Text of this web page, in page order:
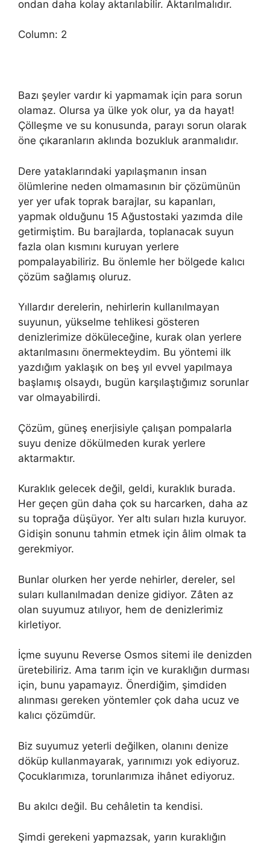
ondan daha kolay aktarılabilir. Aktarılmalıdır.
Column: 2
Bazı şeyler vardır ki yapmamak için para sorun
olamaz. Olursa ya ülke yok olur, ya da hayat!
Çölleşme ve su konusunda, parayı sorun olarak
öne çıkaranların aklında bozukluk aranmalıdır.
Dere yataklarındaki yapılaşmanın insan
ölümlerine neden olmamasının bir çözümünün
yer yer ufak toprak barajlar, su kapanları,
yapmak olduğunu 15 Ağustostaki yazımda dile
getirmiştim. Bu barajlarda, toplanacak suyun
fazla olan kısmını kuruyan yerlere
pompalayabiliriz. Bu önlemle her bölgede kalıcı
çözüm sağlamış oluruz.
Yıllardır derelerin, nehirlerin kullanılmayan
suyunun, yükselme tehlikesi gösteren
denizlerimize döküleceğine, kurak olan yerlere
aktarılmasını önermekteydim. Bu yöntemi ilk
yazdığım yaklaşık on beş yıl evvel yapılmaya
başlamış olsaydı, bugün karşılaştığımız sorunlar
var olmayabilirdi.
Çözüm, güneş enerjisiyle çalışan pompalarla
suyu denize dökülmeden kurak yerlere
aktarmaktır.
Kuraklık gelecek değil, geldi, kuraklık burada.
Her geçen gün daha çok su harcarken, daha az
su toprağa düşüyor. Yer altı suları hızla kuruyor.
Gidişin sonunu tahmin etmek için âlim olmak ta
gerekmiyor.
Bunlar olurken her yerde nehirler, dereler, sel
suları kullanılmadan denize gidiyor. Zâten az
olan suyumuz atılıyor, hem de denizlerimiz
kirletiyor.
İçme suyunu Reverse Osmos sitemi ile denizden
üretebiliriz. Ama tarım için ve kuraklığın durması
için, bunu yapamayız. Önerdiğim, şimdiden
alınması gereken yöntemler çok daha ucuz ve
kalıcı çözümdür.
Biz suyumuz yeterli değilken, olanını denize
döküp kullanmayarak, yarınımızı yok ediyoruz.
Çocuklarımıza, torunlarımıza ihânet ediyoruz.
Bu akılcı değil. Bu cehâletin ta kendisi.
Şimdi gerekeni yapmazsak, yarın kuraklığın